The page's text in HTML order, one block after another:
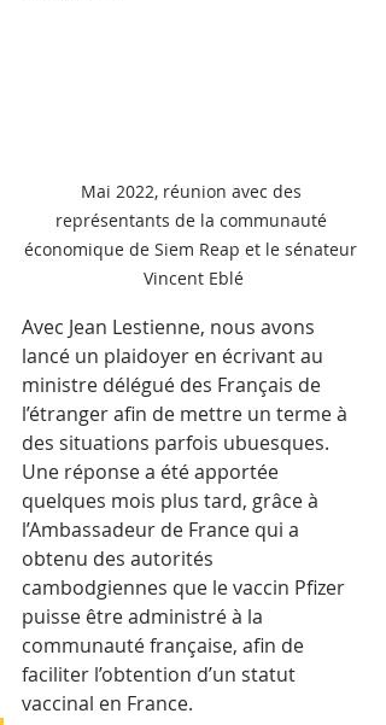
Mai 2022, réunion avec des
représentants de la communauté
économique de Siem Reap et le sénateur
Vincent Eblé
Avec Jean Lestienne, nous avons
lancé un plaidoyer en écrivant au
ministre délégué des Français de
l’étranger afin de mettre un terme à
des situations parfois ubuesques.
Une réponse a été apportée
quelques mois plus tard, grâce à
l’Ambassadeur de France qui a
obtenu des autorités
cambodgiennes que le vaccin Pfizer
puisse être administré à la
communauté française, afin de
faciliter l’obtention d’un statut
vaccinal en France.